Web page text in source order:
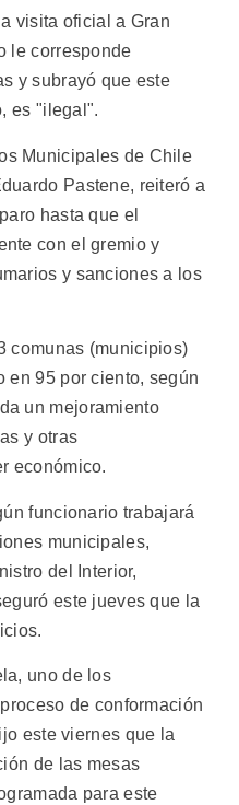
visita oficial a Gran
le corresponde
y subrayó que este
es "ilegal".
Municipales de Chile
Pastene, reiteró a
hasta que el
con el gremio y
y sanciones a los
comunas (municipios)
en 95 por ciento, según
un mejoramiento
y otras
económico.
funcionario trabajará
municipales,
del Interior,
este jueves que la
uno de los
de conformación
este viernes que la
de las mesas
para este